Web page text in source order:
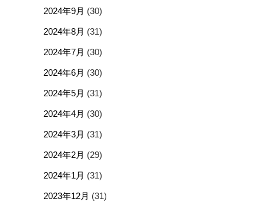
2024年9月 (30)
2024年8月 (31)
2024年7月 (30)
2024年6月 (30)
2024年5月 (31)
2024年4月 (30)
2024年3月 (31)
2024年2月 (29)
2024年1月 (31)
2023年12月 (31)